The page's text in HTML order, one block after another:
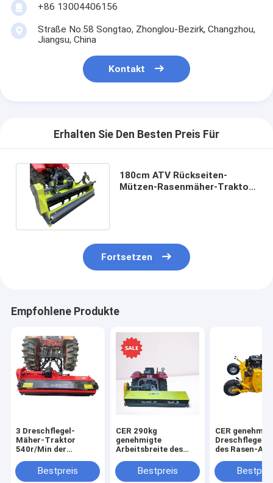
+86 13004406156
Straße No.58 Songtao, Zhonglou-Bezirk, Changzhou,
Jiangsu, China
Kontakt
Erhalten Sie Den Besten Preis Für
180cm ATV Rückseiten-
Mützen-Rasenmäher-Traktor-
Fortsetzen
Empfohlene Produkte
3 Dreschflegel-
Mäher-Traktor
540r/Min der
Dreschflegel-harten
Beanspruchung
Bestpreis
CER 290kg
genehmigte
Arbeitsbreite des
1000mmBestpreis
CER
Dreschflegel-
des Rasen-
AT120